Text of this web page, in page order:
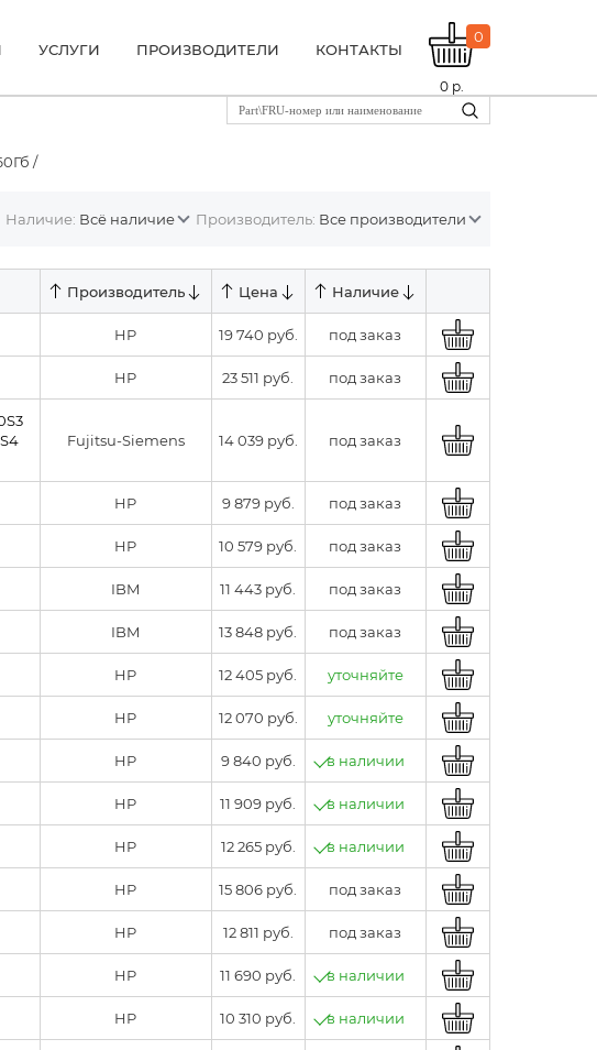
УСЛУГИ ПРОИЗВОДИТЕЛИ КОНТАКТЫ
0
0 р.
/
Наличие: Всё наличие Производитель: Все производители
Производитель Цена Наличие
HP 19 740 руб. под заказ
HP 23 511 руб. под заказ
Fujitsu-Siemens 14 039 руб. под заказ
HP 9 879 руб. под заказ
HP 10 579 руб. под заказ
IBM 11 443 руб. под заказ
IBM 13 848 руб. под заказ
HP 12 405 руб. уточняйте
HP 12 070 руб. уточняйте
HP 9 840 руб. в наличии
HP 11 909 руб. в наличии
HP 12 265 руб. в наличии
HP 15 806 руб. под заказ
HP 12 811 руб. под заказ
HP 11 690 руб. в наличии
HP 10 310 руб. в наличии